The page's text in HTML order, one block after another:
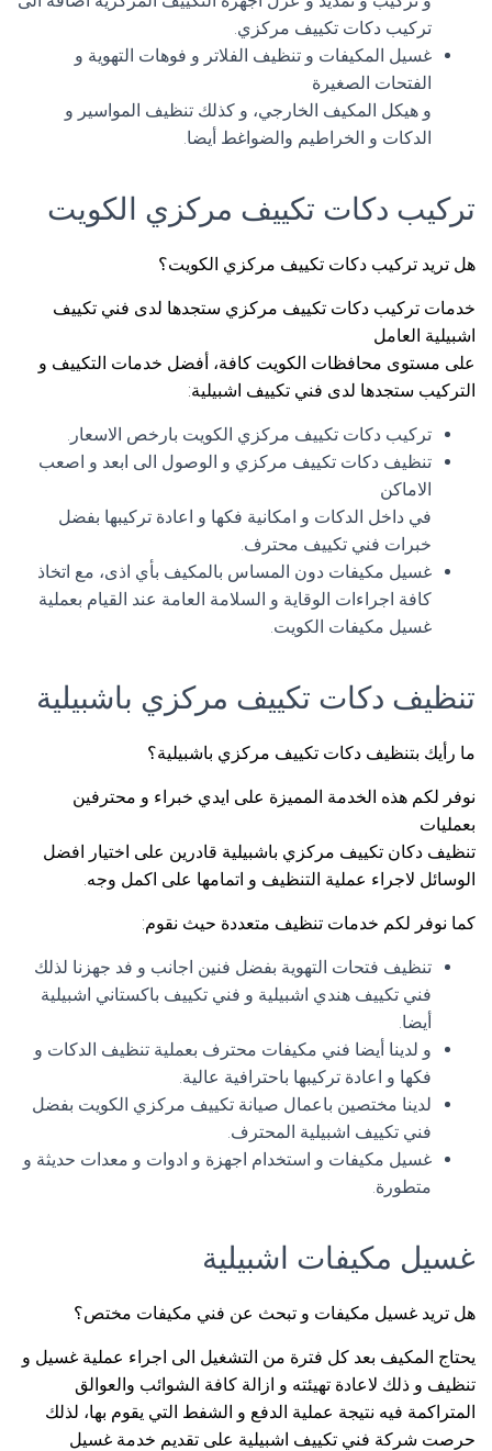
تركيب دكات تكييف مركزي.
غسيل المكيفات و تنظيف الفلاتر و فوهات التهوية و
الفتحات الصغيرة
و هيكل المكيف الخارجي، و كذلك تنظيف المواسير و
الدكات و الخراطيم والضواغط أيضا.
تركيب دكات تكييف مركزي الكويت
هل تريد تركيب دكات تكييف مركزي الكويت؟
خدمات تركيب دكات تكييف مركزي ستجدها لدى فني تكييف
اشبيلية العامل
على مستوى محافظات الكويت كافة، أفضل خدمات التكييف و
التركيب ستجدها لدى فني تكييف اشبيلية:
تركيب دكات تكييف مركزي الكويت بارخص الاسعار.
تنظيف دكات تكييف مركزي و الوصول الى ابعد و اصعب
الاماكن
في داخل الدكات و امكانية فكها و اعادة تركيبها بفضل
خبرات فني تكييف محترف.
غسيل مكيفات دون المساس بالمكيف بأي اذى، مع اتخاذ
كافة اجراءات الوقاية و السلامة العامة عند القيام بعملية
غسيل مكيفات الكويت.
تنظيف دكات تكييف مركزي باشبيلية
ما رأيك بتنظيف دكات تكييف مركزي باشبيلية؟
نوفر لكم هذه الخدمة المميزة على ايدي خبراء و محترفين
بعمليات
تنظيف دكان تكييف مركزي باشبيلية قادرين على اختيار افضل
الوسائل لاجراء عملية التنظيف و اتمامها على اكمل وجه.
كما نوفر لكم خدمات تنظيف متعددة حيث نقوم:
تنظيف فتحات التهوية بفضل فنين اجانب و فد جهزنا لذلك
فني تكييف هندي اشبيلية و فني تكييف باكستاني اشبيلية
أيضا.
و لدينا أيضا فني مكيفات محترف بعملية تنظيف الدكات و
فكها و اعادة تركيبها باحترافية عالية.
لدينا مختصين باعمال صيانة تكييف مركزي الكويت بفضل
فني تكييف اشبيلية المحترف.
غسيل مكيفات و استخدام اجهزة و ادوات و معدات حديثة و
متطورة.
غسيل مكيفات اشبيلية
هل تريد غسيل مكيفات و تبحث عن فني مكيفات مختص؟
يحتاج المكيف بعد كل فترة من التشغيل الى اجراء عملية غسيل و
تنظيف و ذلك لاعادة تهيئته و ازالة كافة الشوائب والعوالق
المتراكمة فيه نتيجة عملية الدفع و الشفط التي يقوم بها، لذلك
حرصت شركة فني تكييف اشبيلية على تقديم خدمة غسيل